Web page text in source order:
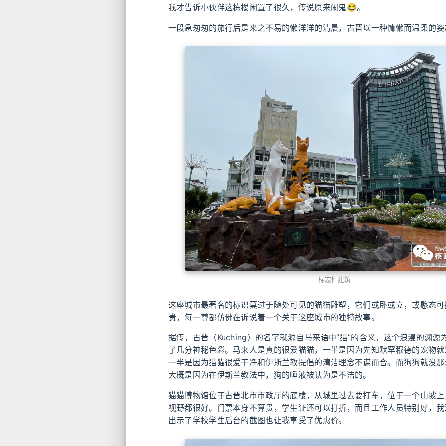
我才告诉小伙伴这栋楼闲置了很久，传说原来闹鬼😂。
一段急匆匆的旅行后是来之不易的懒洋洋的清晨，古晋以一种慵懒而温柔的
标志性建筑
这座城市最著名的标识莫过于随处可见的猫猫雕塑，它们或卧或立，或憨态
贵，每一尊都仿佛在诉说着一个关于这座城市的独特故事。
据传，古晋（Kuching）的名字就源自马来语中”猫”的含义，这个浪漫的渊源
了几分神秘色彩。马来人是真的很爱猫猫，一半是因为先知默罕穆德的宠物
一半是因为猫猫很爱干净和伊斯兰教提倡的清洁理念不谋而合。而狗狗就没
大概是因为在伊斯兰教法中，狗的唾液被认为是不洁的。
猫猫博物馆位于古晋北市市政厅的底楼，从城里过去要打车，位于一个山坡
视野都很好。门票本身不算贵，学生证还可以打折，而且工作人员特别好，
出示了学校学生后台的截图也让我享受了优惠价。